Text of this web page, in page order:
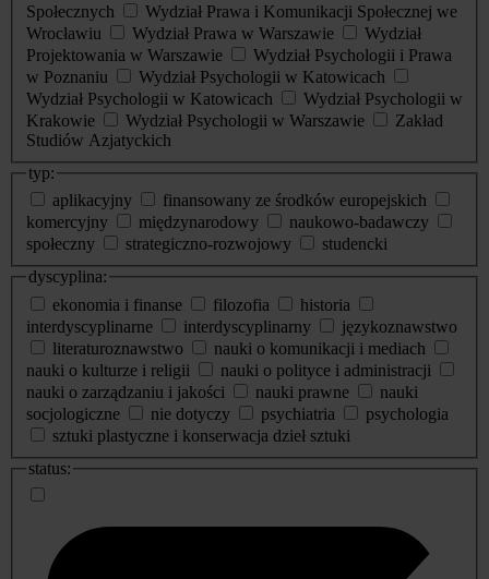
Społecznych
Wydział Prawa i Komunikacji Społecznej we
Wrocławiu
Wydział Prawa w Warszawie
Wydział
Projektowania w Warszawie
Wydział Psychologii i Prawa
w Poznaniu
Wydział Psychologii w Katowicach
Wydział Psychologii w Katowicach
Wydział Psychologii w
Krakowie
Wydział Psychologii w Warszawie
Zakład
Studiów Azjatyckich
typ:
aplikacyjny
finansowany ze środków europejskich
komercyjny
międzynarodowy
naukowo-badawczy
społeczny
strategiczno-rozwojowy
studencki
dyscyplina:
ekonomia i finanse
filozofia
historia
interdyscyplinarne
interdyscyplinarny
językoznawstwo
literaturoznawstwo
nauki o komunikacji i mediach
nauki o kulturze i religii
nauki o polityce i administracji
nauki o zarządzaniu i jakości
nauki prawne
nauki
socjologiczne
nie dotyczy psychiatria
psychologia
sztuki plastyczne i konserwacja dzieł sztuki
status: